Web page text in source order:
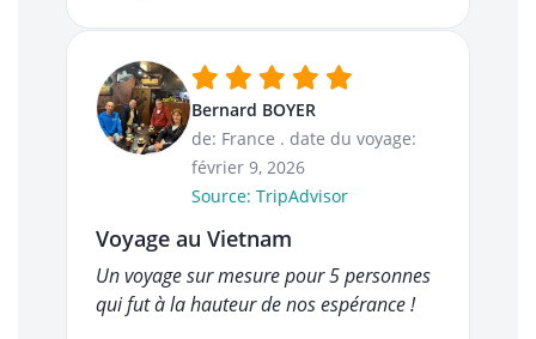
Bernard BOYER
de: France . date du voyage:
février 9, 2026
Source: TripAdvisor
Voyage au Vietnam
Un voyage sur mesure pour 5 personnes
qui fut à la hauteur de nos espérance !